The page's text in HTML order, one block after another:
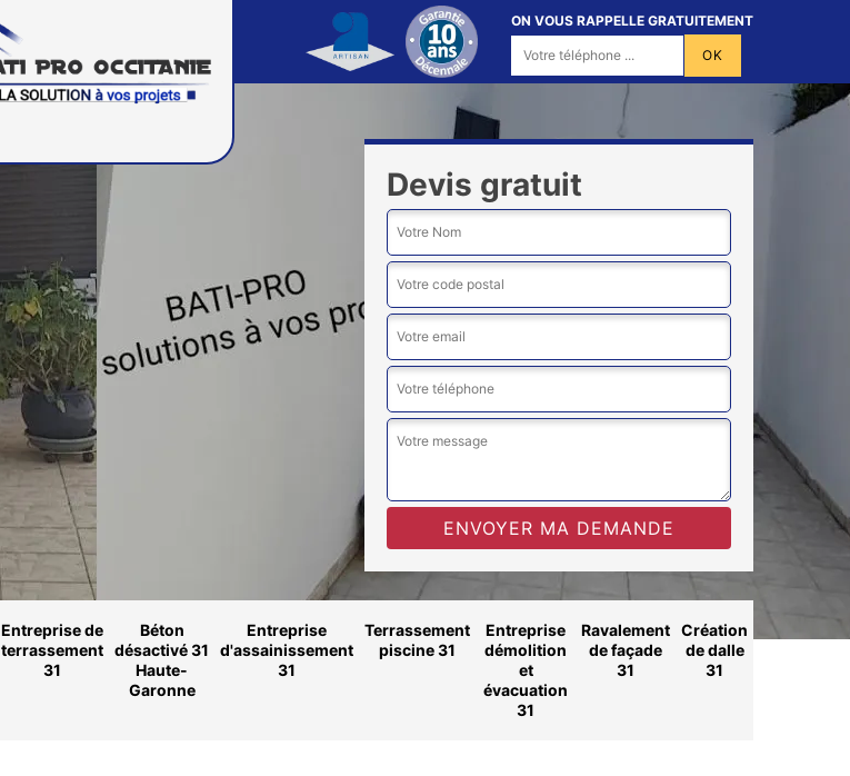
ON VOUS RAPPELLE GRATUITEMENT
Devis gratuit
Entreprise de
terrassement
31
Béton
désactivé 31
Haute-
Garonne
Entreprise
d'assainissement
31
Terrassement
piscine 31
Entreprise
démolition
et
évacuation
31
Ravalement
de façade
31
Création
de dalle
31